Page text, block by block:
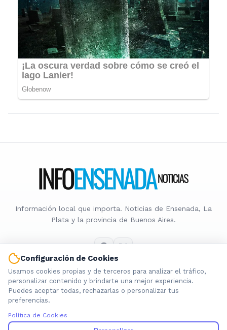
Información local que importa. Noticias de Ensenada, La
Plata y la provincia de Buenos Aires.
Nosotros
Cookies
Configuración de Cookies
Usamos cookies propias y de terceros para analizar el tráfico,
personalizar contenido y brindarte una mejor experiencia.
Puedes aceptar todas, rechazarlas o personalizar tus
preferencias.
Política de Cookies